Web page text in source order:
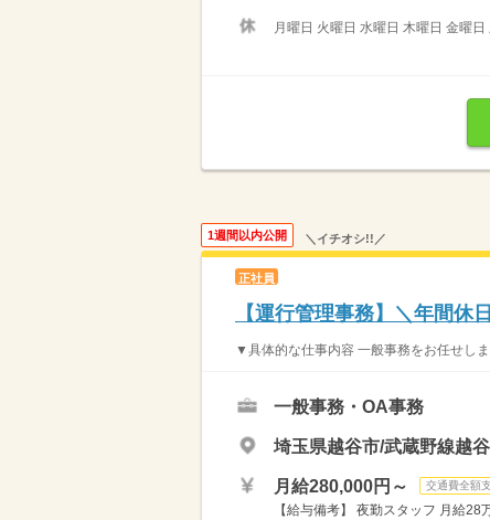
月曜日 火曜日 水曜日 木曜日 金曜日
1週間以内公開 ＼イチオシ!!／
正社員
【運行管理事務】＼年間休
▼具体的な仕事内容 一般事務をお任せし
一般事務・OA事務
埼玉県越谷市/武蔵野線越
月給280,000円～ 交通費全額
【給与備考】 夜勤スタッフ 月給